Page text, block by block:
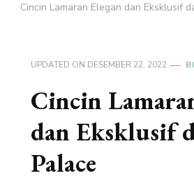
Cincin Lamaran Elegan dan Eksklusif
UPDATED ON DESEMBER 22, 2022
Cincin
dan Eksklusif
Palace